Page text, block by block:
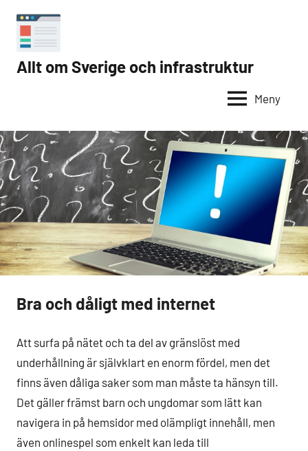
innehåll
Allt om Sverige och infrastruktur
Internet
Meny
Bra och dåligt med internet
Att surfa på nätet och ta del av gränslöst med
underhållning är självklart en enorm fördel, men det
finns även dåliga saker som man måste ta hänsyn till.
Det gäller främst barn och ungdomar som lätt kan
navigera in på hemsidor med olämpligt innehåll, men
även onlinespel som enkelt kan leda till